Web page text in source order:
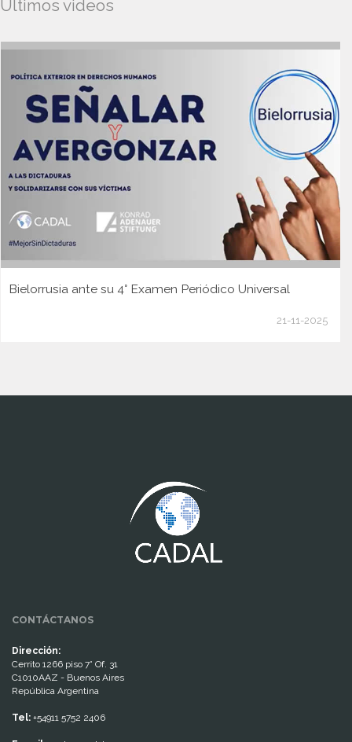
Ultimos videos
Bielorrusia ante su 4° Examen Periódico Universal
21-11-2025
CONTÁCTANOS
Dirección:
Cerrito 1266 piso 7° Of. 31
C1010AAZ - Buenos Aires
República Argentina
Tel: +54911 5752 2406